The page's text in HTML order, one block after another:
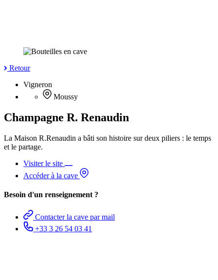
Retour
Vigneron
Moussy
Champagne R. Renaudin
La Maison R.Renaudin a bâti son histoire sur deux piliers : le temps
et le partage.
Visiter le site
Accéder à la cave
Besoin d'un renseignement ?
Contacter la cave par mail
+33 3 26 54 03 41